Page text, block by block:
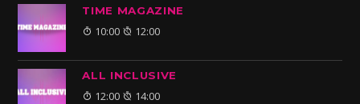
TIME MAGAZINE
10:00 12:00
ALL INCLUSIVE
12:00 14:00